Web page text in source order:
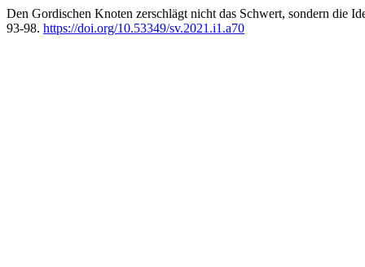
Den Gordischen Knoten zerschlägt nicht das Schwert, sondern die
93-98. https://doi.org/10.53349/sv.2021.i1.a70